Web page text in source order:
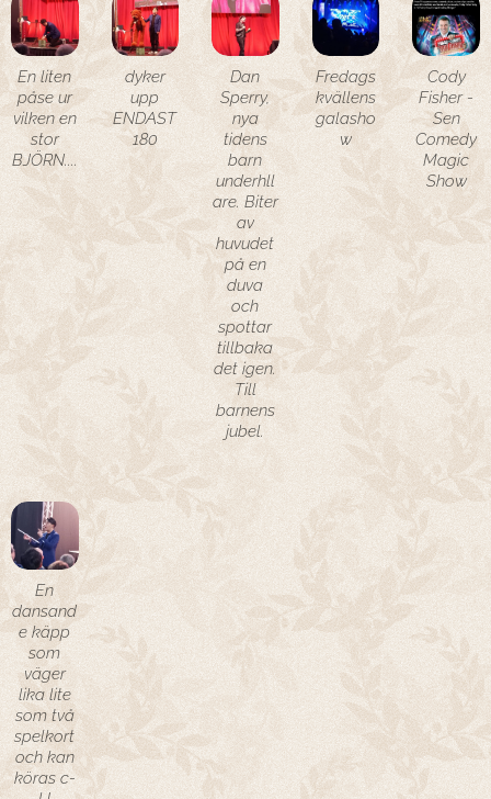
En liten
påse ur
vilken en
stor
BJÖRN....
dyker
upp
ENDAST
180
Dan
Sperry,
nya
tidens
barn
underhll
are. Biter
av
huvudet
på en
duva
och
spottar
tillbaka
det igen.
Till
barnens
jubel.
Fredags
kvällens
galasho
w
Cody
Fisher -
Sen
Comedy
Magic
Show
En
dansand
e käpp
som
väger
lika lite
som två
spelkort
och kan
köras c-